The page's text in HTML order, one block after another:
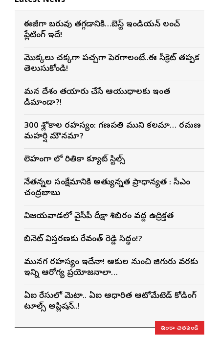
ఈజీగా బరువు తగ్గడానికి…బెస్ట్ ఇండియన్ లంచ్
ప్లేటింగ్ ఇదే!
మొక్కలు చక్కగా పచ్చగా పెరగాలంటే..ఈ సీక్రెట్ తప్పక
తెలుసుకోండి!
మన దేశం తయారు చేసే ఆయుధాలకు ఇంత
డిమాండా?!
300 శ్లోకాల రహస్యం: గణపతి ముని కలమా… రమణ
మహర్షి మౌనమా?
లెహంగా లో రితికా క్యూట్ స్టిల్స్
నేతన్నల సంక్షేమానికి అత్యున్నత ప్రాధాన్యత : సీఎం
చంద్రబాబు
విజయవాడలో వైసీపీ దీక్షా శిబిరం వద్ద ఉద్రిక్తత
కేబినెట్ విస్తరణకు రేవంత్ రెడ్డి సిద్ధం!?
మునగ రహస్యం ఇదేనా! ఆకుల నుంచి జిగురు వరకు
ఇన్ని ఆరోగ్య ప్రయోజనాలా…
ఏఐ రేసులో మెటా.. ఏఐ ఆధారిత ఆటోమేటెడ్ కోడింగ్
టూల్స్ అప్లికేషన్..!
ఇంకా చదవండి